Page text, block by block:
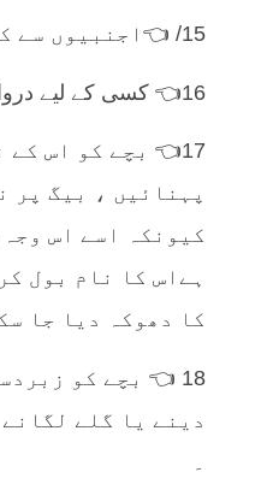
15/ 👈اجنبیوں سے کچھ نہ کھانا ۔
16👈 کسی کے لیے دروازہ نہ کھولیں۔
17👈 بچے کو اس
پہنائیں ، بیگ پر
کیونکہ اسے اس وجہ
ہےاس کا نام بول
کا دھوکہ دیا جا
18 👈 بچے کو
دینے یا گلے